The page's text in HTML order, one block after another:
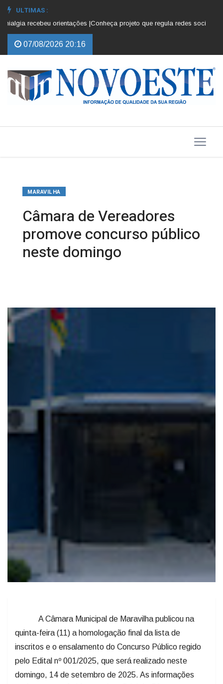
ULTIMAS :
recebeu orientações |Conheça projeto que regula redes sociais
07/08/2026 20:16
MARAVILHA
Câmara de Vereadores
promove concurso público
neste domingo
A Câmara Municipal de Maravilha publicou na
quinta-feira (11) a homologação final da lista de
inscritos e o ensalamento do Concurso Público regido
pelo Edital nº 001/2025, que será realizado neste
domingo, 14 de setembro de 2025. As informações